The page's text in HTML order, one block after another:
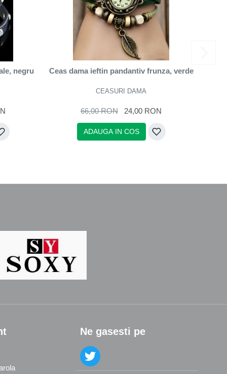
negru Ceas dama ieftin pandantiv frunza, verde
CEASURI DAMA
66,00 RON 24,00 RON
ADAUGA IN COS
Ne gasesti pe